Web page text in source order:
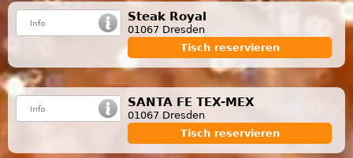
Steak Royal
01067 Dresden
Tisch reservieren
SANTA FE TEX-MEX
01067 Dresden
Tisch reservieren